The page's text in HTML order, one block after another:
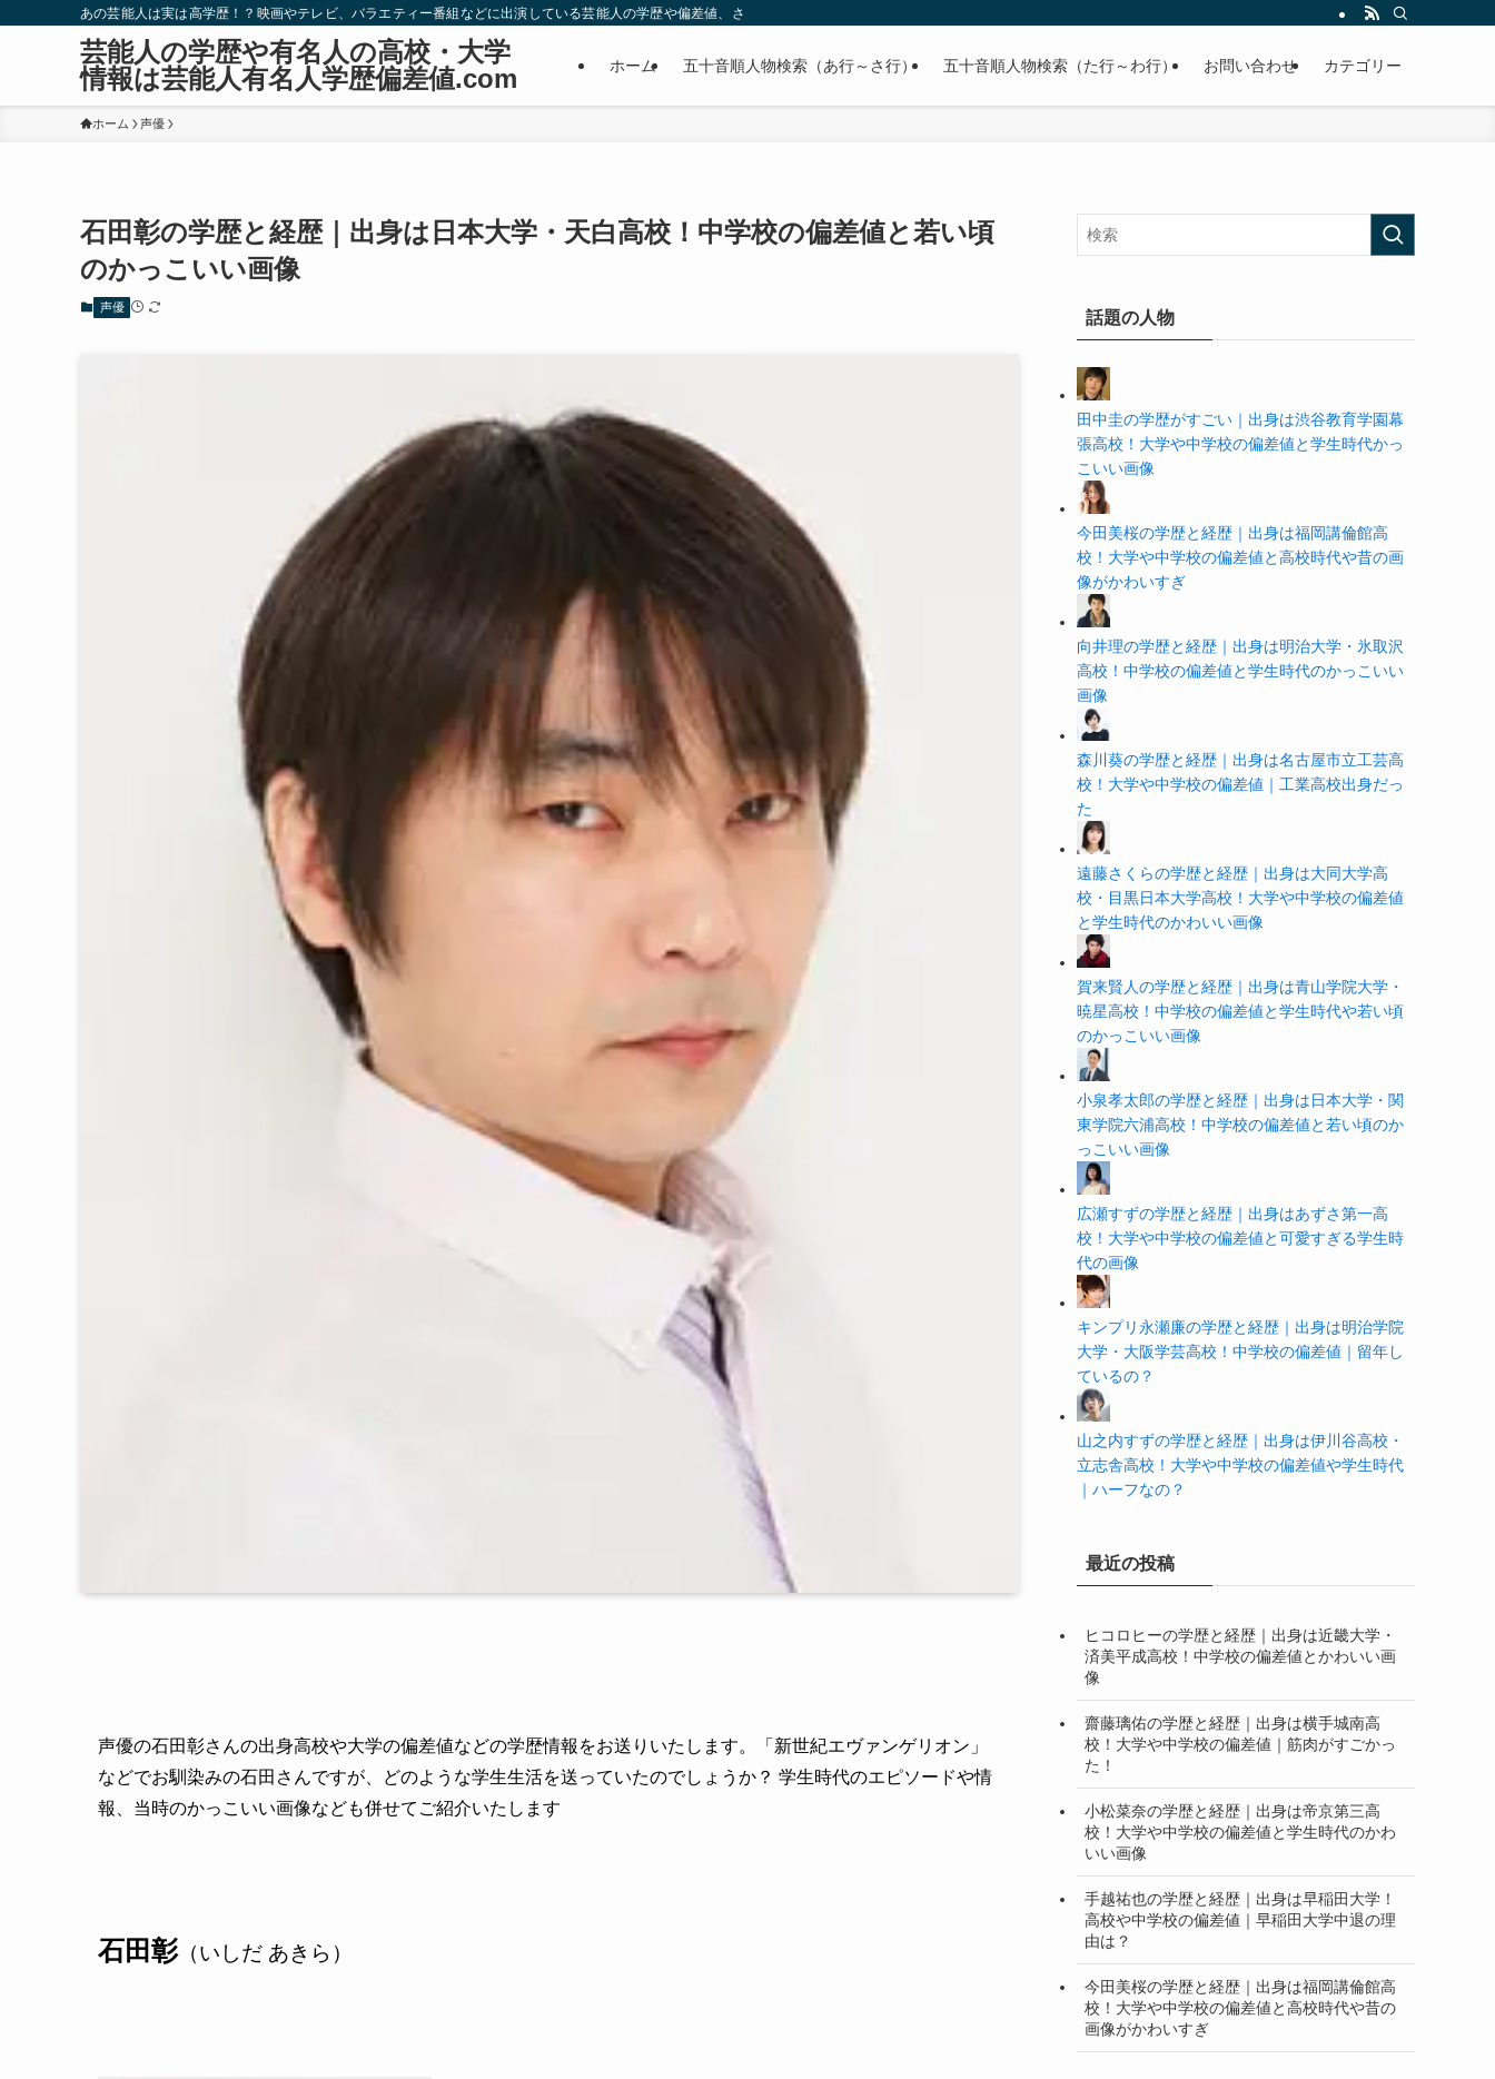
あの芸能人は実は高学歴！？映画やテレビ、バラエティー番組などに出演している芸能人の学歴や偏差値、さらに政治家やスポーツ選手などの有名人の学歴や高校・大学の偏差値まで紹介していきます。
芸能人の学歴や有名人の高校・大学
情報は芸能人有名人学歴偏差値.com
ホーム 五十音順人物検索（あ行～さ行） 五十音順人物検索（た行～わ行） お問い合わせ カテゴリー
ホーム 声優
石田彰の学歴と経歴｜出身は日本大学・天白高校！中学校の偏差値と若い頃
のかっこいい画像
声優
声優の石田彰さんの出身高校や大学の偏差値などの学歴情報をお送りいたします。「新世紀エヴァンゲリオン」
などでお馴染みの石田さんですが、どのような学生生活を送っていたのでしょうか？ 学生時代のエピソードや情
報、当時のかっこいい画像なども併せてご紹介いたします
石田彰（いしだ あきら）
話題の人物
田中圭の学歴がすごい｜出身は渋谷教育学園幕
張高校！大学や中学校の偏差値と学生時代かっ
こいい画像
今田美桜の学歴と経歴｜出身は福岡講倫館高
校！大学や中学校の偏差値と高校時代や昔の画
像がかわいすぎ
向井理の学歴と経歴｜出身は明治大学・氷取沢
高校！中学校の偏差値と学生時代のかっこいい
画像
森川葵の学歴と経歴｜出身は名古屋市立工芸高
校！大学や中学校の偏差値｜工業高校出身だっ
た
遠藤さくらの学歴と経歴｜出身は大同大学高
校・目黒日本大学高校！大学や中学校の偏差値
と学生時代のかわいい画像
賀来賢人の学歴と経歴｜出身は青山学院大学・
暁星高校！中学校の偏差値と学生時代や若い頃
のかっこいい画像
小泉孝太郎の学歴と経歴｜出身は日本大学・関
東学院六浦高校！中学校の偏差値と若い頃のか
っこいい画像
広瀬すずの学歴と経歴｜出身はあずさ第一高
校！大学や中学校の偏差値と可愛すぎる学生時
代の画像
キンプリ永瀬廉の学歴と経歴｜出身は明治学院
大学・大阪学芸高校！中学校の偏差値｜留年し
ているの？
山之内すずの学歴と経歴｜出身は伊川谷高校・
立志舎高校！大学や中学校の偏差値や学生時代
｜ハーフなの？
最近の投稿
ヒコロヒーの学歴と経歴｜出身は近畿大学・
済美平成高校！中学校の偏差値とかわいい画
像
齋藤璃佑の学歴と経歴｜出身は横手城南高
校！大学や中学校の偏差値｜筋肉がすごかっ
た！
小松菜奈の学歴と経歴｜出身は帝京第三高
校！大学や中学校の偏差値と学生時代のかわ
いい画像
手越祐也の学歴と経歴｜出身は早稲田大学！
高校や中学校の偏差値｜早稲田大学中退の理
由は？
今田美桜の学歴と経歴｜出身は福岡講倫館高
校！大学や中学校の偏差値と高校時代や昔の
画像がかわいすぎ